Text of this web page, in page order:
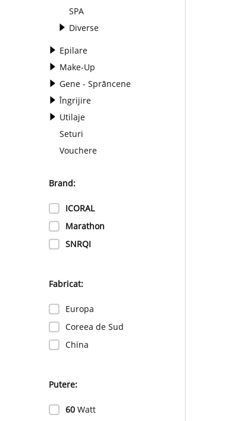
SPA
Diverse
Epilare
Make-Up
Gene - Sprâncene
Îngrijire
Utilaje
Seturi
Vouchere
Brand:
ICORAL
Marathon
SNRQI
Fabricat:
Europa
Coreea de Sud
China
Putere:
60 Watt